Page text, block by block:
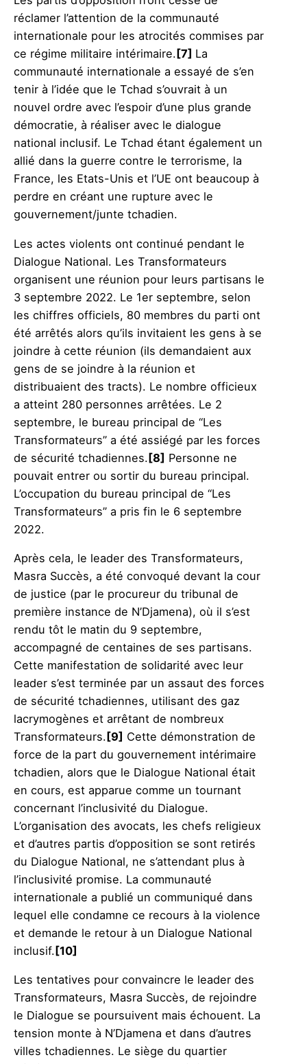
réclamer l’attention de la communauté
internationale pour les atrocités commises par
ce régime militaire intérimaire. [7] La
communauté internationale a essayé de s’en
tenir à l’idée que le Tchad s’ouvrait à un
nouvel ordre avec l’espoir d’une plus grande
démocratie, à réaliser avec le dialogue
national inclusif. Le Tchad étant également un
allié dans la guerre contre le terrorisme, la
France, les Etats-Unis et l’UE ont beaucoup à
perdre en créant une rupture avec le
gouvernement/junte tchadien.
Les actes violents ont continué pendant le
Dialogue National. Les Transformateurs
organisent une réunion pour leurs partisans le
3 septembre 2022. Le 1er septembre, selon
les chiffres officiels, 80 membres du parti ont
été arrêtés alors qu’ils invitaient les gens à se
joindre à cette réunion (ils demandaient aux
gens de se joindre à la réunion et
distribuaient des tracts). Le nombre officieux
a atteint 280 personnes arrêtées. Le 2
septembre, le bureau principal de “Les
Transformateurs” a été assiégé par les forces
de sécurité tchadiennes.[8] Personne ne
pouvait entrer ou sortir du bureau principal.
L’occupation du bureau principal de “Les
Transformateurs” a pris fin le 6 septembre
2022.
Après cela, le leader des Transformateurs,
Masra Succès, a été convoqué devant la cour
de justice (par le procureur du tribunal de
première instance de N’Djamena), où il s’est
rendu tôt le matin du 9 septembre,
accompagné de centaines de ses partisans.
Cette manifestation de solidarité avec leur
leader s’est terminée par un assaut des forces
de sécurité tchadiennes, utilisant des gaz
lacrymogènes et arrêtant de nombreux
Transformateurs. [9] Cette démonstration de
force de la part du gouvernement intérimaire
tchadien, alors que le Dialogue National était
en cours, est apparue comme un tournant
concernant l’inclusivité du Dialogue.
L’organisation des avocats, les chefs religieux
et d’autres partis d’opposition se sont retirés
du Dialogue National, ne s’attendant plus à
l’inclusivité promise. La communauté
internationale a publié un communiqué dans
lequel elle condamne ce recours à la violence
et demande le retour à un Dialogue National
inclusif. [10]
Les tentatives pour convaincre le leader des
Transformateurs, Masra Succès, de rejoindre
le Dialogue se poursuivent mais échouent. La
tension monte à N’Djamena et dans d’autres
villes tchadiennes. Le siège du quartier